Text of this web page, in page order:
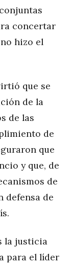
concertar
hizo el
que se
de la
de las
de
que
y que, de
de
defensa de
la justicia
para el líder